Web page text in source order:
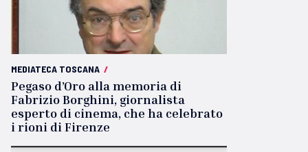
MEDIATECA TOSCANA /
Pegaso d’Oro alla memoria di
Fabrizio Borghini, giornalista
esperto di cinema, che ha celebrato
i rioni di Firenze